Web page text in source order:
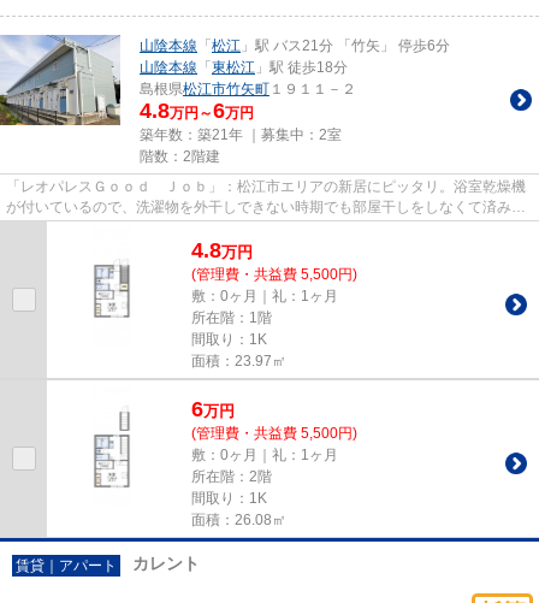
山陰本線 「 松江 」駅 バス21分 「竹矢」 停歩6分
山陰本線 「 東松江 」駅 徒歩18分
島根県松江市竹矢町 １９１１－２
4.8万円～6万円
築年数：築21年 ｜募集中： 2室
階数：2階建
「レオパレスＧｏｏｄ Ｊｏｂ」：松江市エリアの新居にピッタリ。浴室乾燥機
が付いているので、洗濯物を外干しできない時期でも部屋干しをしなくて済みま
4.8万円
(管理費・共益費 5,500円)
敷：0ヶ月｜礼：1ヶ月
所在階：1階
間取り：1K
面積：23.97㎡
6万円
(管理費・共益費 5,500円)
敷：0ヶ月｜礼：1ヶ月
所在階：2階
間取り：1K
面積：26.08㎡
賃貸｜アパート カレント